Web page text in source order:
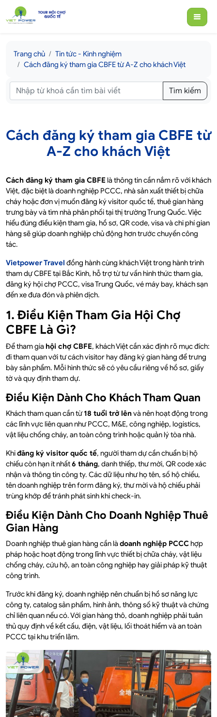
Trang chủ
Tin tức - Kinh nghiệm
Cách đăng ký tham gia CBFE từ A-Z cho khách Việt
Tìm kiếm
Cách đăng ký tham gia CBFE từ
A-Z cho khách Việt
Cách đăng ký tham gia CBFE là thông tin cần nắm rõ với khách
Việt, đặc biệt là doanh nghiệp PCCC, nhà sản xuất thiết bị chữa
cháy hoặc đơn vị muốn đăng ký visitor quốc tế, thuê gian hàng
trưng bày và tìm nhà phân phối tại thị trường Trung Quốc. Việc
hiểu đúng điều kiện tham gia, hồ sơ, QR code, visa và chi phí gian
hàng sẽ giúp doanh nghiệp chủ động hơn trước chuyến công
tác.
Vietpower Travel đồng hành cùng khách Việt trong hành trình
tham dự CBFE tại Bắc Kinh, hỗ trợ từ tư vấn hình thức tham gia,
đăng ký hội chợ PCCC, visa Trung Quốc, vé máy bay, khách sạn
đến xe đưa đón và phiên dịch.
1. Điều Kiện Tham Gia Hội Chợ
CBFE Là Gì?
Để tham gia hội chợ CBFE, khách Việt cần xác định rõ mục đích:
đi tham quan với tư cách visitor hay đăng ký gian hàng để trưng
bày sản phẩm. Mỗi hình thức sẽ có yêu cầu riêng về hồ sơ, giấy
tờ và quy định tham dự.
Điều Kiện Dành Cho Khách Tham Quan
Khách tham quan cần từ18 tuổi trở lên và nên hoạt động trong
các lĩnh vực liên quan như PCCC, M&E, công nghiệp, logistics,
vật liệu chống cháy, an toàn công trình hoặc quản lý tòa nhà.
Khiđăng ký visitor quốc tế, người tham dự cần chuẩn bị hộ
chiếu còn hạn ít nhất6 tháng, danh thiếp, thư mời, QR code xác
nhận và thông tin công ty. Các dữ liệu như họ tên, số hộ chiếu,
tên doanh nghiệp trên form đăng ký, thư mời và hộ chiếu phải
trùng khớp để tránh phát sinh khi check-in.
Điều Kiện Dành Cho Doanh Nghiệp Thuê
Gian Hàng
Doanh nghiệp thuê gian hàng cần làdoanh nghiệp PCCC hợp
pháp hoặc hoạt động trong lĩnh vực thiết bị chữa cháy, vật liệu
chống cháy, cứu hộ, an toàn công nghiệp hay giải pháp kỹ thuật
công trình.
Trước khi đăng ký, doanh nghiệp nên chuẩn bị hồ sơ năng lực
công ty, catalog sản phẩm, hình ảnh, thông số kỹ thuật và chứng
chỉ liên quan nếu có. Với gian hàng thô, doanh nghiệp phải tuân
thủ quy định về kết cấu, điện, vật liệu, lối thoát hiểm và an toàn
PCCC tại khu triển lãm.